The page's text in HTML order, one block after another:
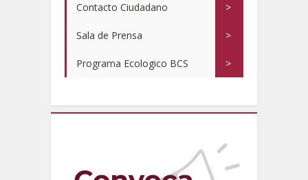
Contacto Ciudadano >
Sala de Prensa >
Programa Ecologico BCS >